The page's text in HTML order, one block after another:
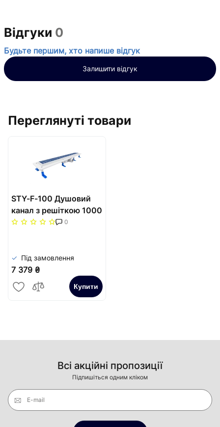
Відгуки 0
Будьте першим, хто напише відгук
Залишити відгук
Переглянуті товари
STY-F-100 Душовий
канал з решіткою 1000
мм під плитку з
0
Під замовлення
7 379 ₴
Купити
Всі акційні пропозиції
Підпишіться одним кліком
E-mail